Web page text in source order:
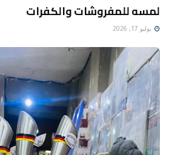
لمسه للمفروشات والكفرات
يوليو 17, 2026